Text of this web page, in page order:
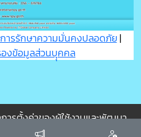
ารรักษาความมั่นคงปลอดภัย|
งข้อมูลส่วนบุุคคล
ารตั้งค่าของผู้ใช้งานและพัฒนา
งคุณให้ดียิ่งขึ้น